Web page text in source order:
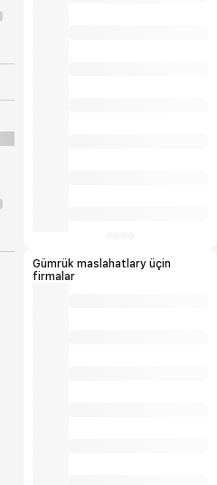
Gümrük maslahatlary üçin
firmalar